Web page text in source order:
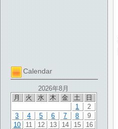
Calendar
2026年8月
月
火 水 木 金 土 日
1
2
3
4 5 6 7 8
9
10
11 12 13 14 15
16